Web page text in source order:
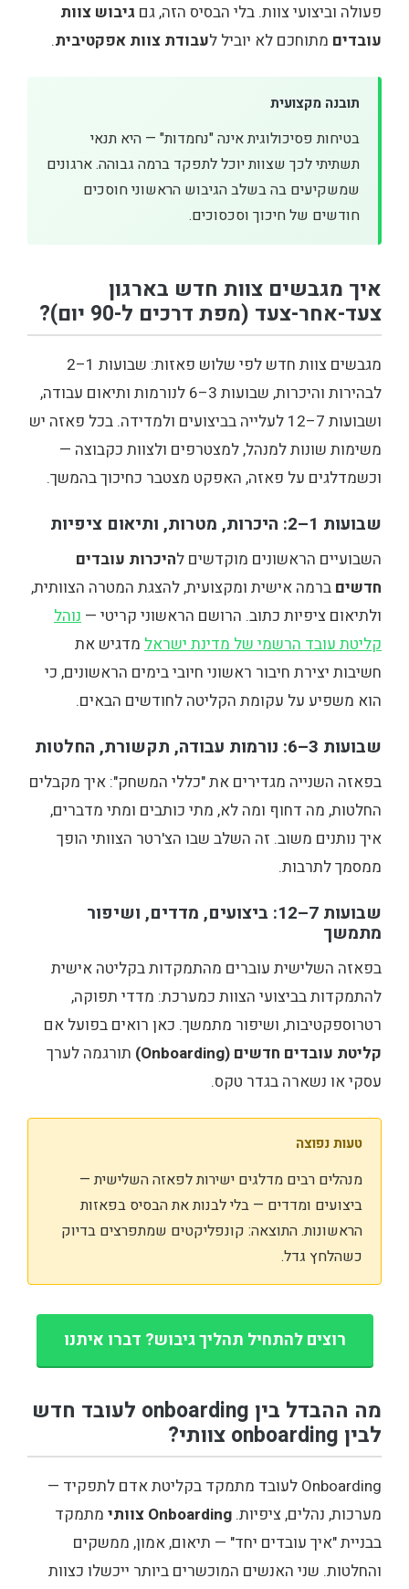
פעולה וביצועי צוות. בלי הבסיס הזה, גם גיבוש צוות
עובדים מתוחכם לא יוביל לעבודת צוות אפקטיבית.
תובנה מקצועית
בטיחות פסיכולוגית אינה "נחמדות" — היא תנאי
תשתיתי לכך שצוות יוכל לתפקד ברמה גבוהה. ארגונים
שמשקיעים בה בשלב הגיבוש הראשוני חוסכים
חודשים של חיכוך וסכסוכים.
איך מגבשים צוות חדש בארגון
צעד-אחר-צעד (מפת דרכים ל-90 יום)?
מגבשים צוות חדש לפי שלוש פאזות: שבועות 1–2
לבהירות והיכרות, שבועות 3–6 לנורמות ותיאום עבודה,
ושבועות 7–12 לעלייה בביצועים ולמדידה. בכל פאזה יש
משימות שונות למנהל, למצטרפים ולצוות כקבוצה —
וכשמדלגים על פאזה, האפקט מצטבר כחיכוך בהמשך.
שבועות 1–2: היכרות, מטרות, ותיאום ציפיות
השבועיים הראשונים מוקדשים להיכרות עובדים
חדשים ברמה אישית ומקצועית, להצגת המטרה הצוותית,
ולתיאום ציפיות כתוב. הרושם הראשוני קריטי — נוהל
קליטת עובד הרשמי של מדינת ישראל מדגיש את
חשיבות יצירת חיבור ראשוני חיובי בימים הראשונים, כי
הוא משפיע על עקומת הקליטה לחודשים הבאים.
שבועות 3–6: נורמות עבודה, תקשורת, החלטות
בפאזה השנייה מגדירים את "כללי המשחק": איך מקבלים
החלטות, מה דחוף ומה לא, מתי כותבים ומתי מדברים,
איך נותנים משוב. זה השלב שבו הצ'רטר הצוותי הופך
ממסמך לתרבות.
שבועות 7–12: ביצועים, מדדים, ושיפור
מתמשך
בפאזה השלישית עוברים מהתמקדות בקליטה אישית
להתמקדות בביצועי הצוות כמערכת: מדדי תפוקה,
רטרוספקטיבות, ושיפור מתמשך. כאן רואים בפועל אם
קליטת עובדים חדשים (Onboarding)
תורגמה לערך
עסקי או נשארה בגדר טקס.
טעות נפוצה
מנהלים רבים מדלגים ישירות לפאזה השלישית —
ביצועים ומדדים — בלי לבנות את הבסיס בפאזות
הראשונות. התוצאה: קונפליקטים שמתפרצים בדיוק
כשהלחץ גדל.
רוצים להתחיל תהליך גיבוש? דברו איתנו
מה ההבדל בין onboarding לעובד חדש
לבין onboarding צוותי?
Onboarding לעובד מתמקד בקליטת אדם לתפקיד —
מערכות, נהלים, ציפיות. Onboarding צוותי
מתמקד
בבניית "איך עובדים יחד" — תיאום, אמון, ממשקים
והחלטות. שני האנשים המוכשרים ביותר ייכשלו כצוות